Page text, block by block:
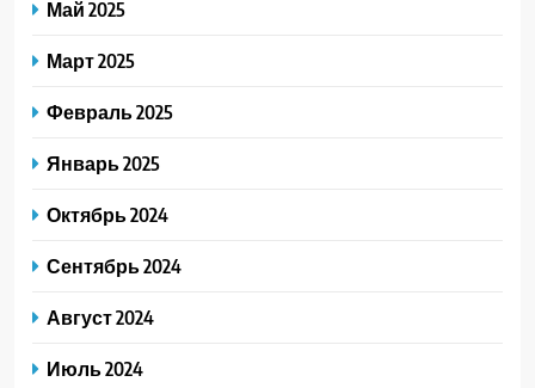
Май 2025
Март 2025
Февраль 2025
Январь 2025
Октябрь 2024
Сентябрь 2024
Август 2024
Июль 2024